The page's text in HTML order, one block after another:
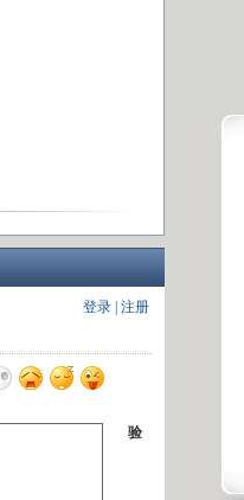
登录 注册
验